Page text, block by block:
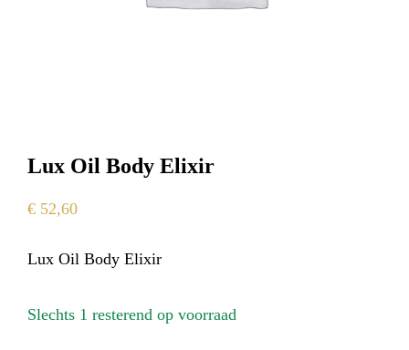
Lux Oil Body Elixir
€ 52,60
Lux Oil Body Elixir
Slechts 1 resterend op voorraad